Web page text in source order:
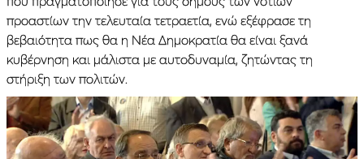
προαστίων την τελευταία τετραετία, ενώ εξέφρασε τη
βεβαιότητα πως θα η Νέα Δημοκρατία θα είναι ξανά
κυβέρνηση και μάλιστα με αυτοδυναμία, ζητώντας τη
στήριξη των πολιτών.